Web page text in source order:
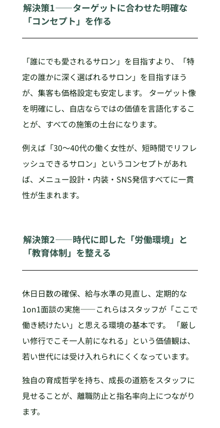
解決策1——ターゲットに合わせた明確な
「コンセプト」を作る
「誰にでも愛されるサロン」を目指すより、「特
定の誰かに深く選ばれるサロン」を目指すほう
が、集客も価格設定も安定します。 ターゲット像
を明確にし、自店ならではの価値を言語化するこ
とが、すべての施策の土台になります。
例えば「30〜40代の働く女性が、短時間でリフレ
ッシュできるサロン」というコンセプトがあれ
ば、メニュー設計・内装・SNS発信すべてに一貫
性が生まれます。
解決策2——時代に即した「労働環境」と
「教育体制」を整える
休日日数の確保、給与水準の見直し、定期的な
1on1面談の実施——これらはスタッフが「ここで
働き続けたい」と思える環境の基本です。 「厳し
い修行でこそ一人前になれる」という価値観は、
若い世代には受け入れられにくくなっています。
独自の育成哲学を持ち、成長の道筋をスタッフに
見せることが、離職防止と指名率向上につながり
ます。